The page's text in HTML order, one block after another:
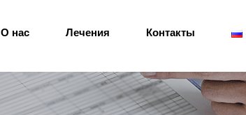
О нас Лечения Контакты